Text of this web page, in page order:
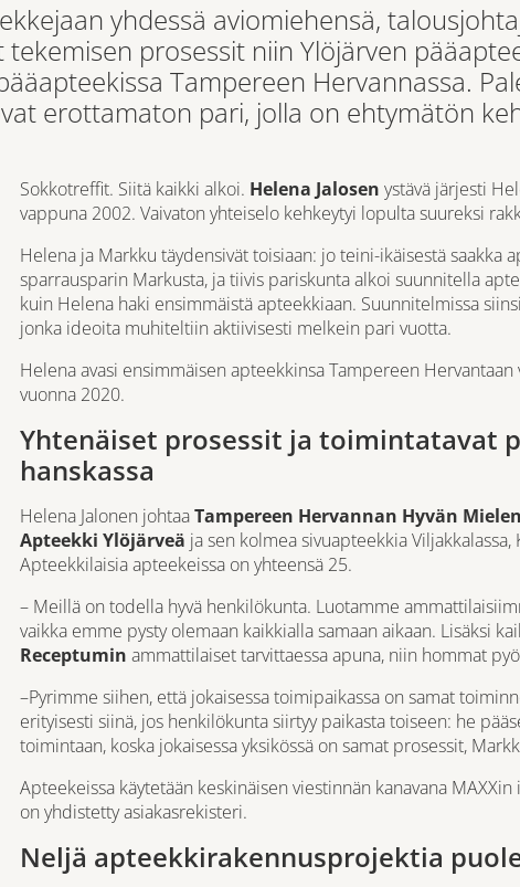
yhdessä aviomiehensä,
prosessit niin Ylöjärven
Tampereen Hervannassa.
erottamaton pari, jolla on ehtymätön
Sokkotreffit. Siitä kaikki alkoi. Helena Jalosen ystävä järjesti
vappuna 2002. Vaivaton yhteiselo kehkeytyi lopulta suureksi
Helena ja Markku täydensivät toisiaan: jo teini-ikäisestä saakka
sparrausparin Markusta, ja tiivis pariskunta alkoi suunnitella
kuin Helena haki ensimmäistä apteekkiaan. Suunnitelmissa
jonka ideoita muhiteltiin aktiivisesti melkein pari vuotta.
Helena avasi ensimmäisen apteekkinsa Tampereen
vuonna 2020.
Yhtenäiset prosessit ja toimintatavat
hanskassa
Helena Jalonen johtaaTampereen Hervannan Hyvän
Apteekki Ylöjärveä ja sen kolmea sivuapteekkia Viljakkalassa,
Apteekkilaisia apteekeissa on yhteensä 25.
– Meillä on todella hyvä henkilökunta. Luotamme
vaikka emme pysty olemaan kaikkialla samaan aikaan. Lisäksi
Receptumin ammattilaiset tarvittaessa apuna, niin hommat
–Pyrimme siihen, että jokaisessa toimipaikassa on samat
erityisesti siinä, jos henkilökunta siirtyy paikasta toiseen: he
toimintaan, koska jokaisessa yksikössä on samat prosessit,
Apteekeissa käytetään keskinäisen viestinnän kanavana
on yhdistetty asiakasrekisteri.
Neljä apteekkirakennusprojektia